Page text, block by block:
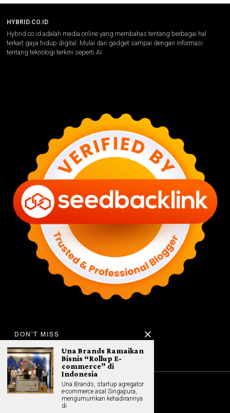
HYBRID.CO.ID
Hybrid.co.id adalah media online yang membahas tentang berbagai hal
terkait gaya hidup digital. Mulai dari gadget sampai dengan informasi
tentang teknologi terkini seperti AI.
All rights reserved. Hybrid.co.id
DON'T MISS
Una Brands Ramaikan
Bisnis “Rollup E-
commerce” di
Indonesia
Una Brands, startup agregator
e-commerce asal Singapura,
mengumumkan kehadirannya
di